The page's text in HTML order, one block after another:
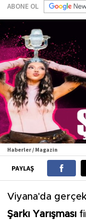
ABONE OL
Haberler / Magazin
PAYLAŞ
Viyana'da
Şarkı Yarışması